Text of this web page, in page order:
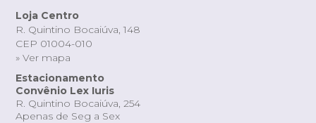
Loja Centro
R. Quintino Bocaiúva, 148
CEP 01004-010
» Ver mapa
Estacionamento
Convênio Lex Iuris
R. Quintino Bocaiúva, 254
Apenas de Seg a Sex